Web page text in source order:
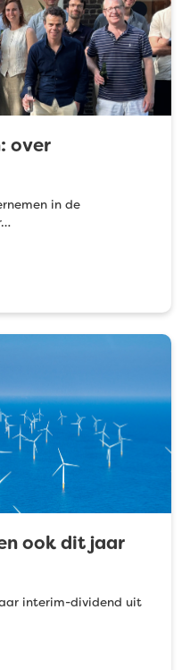
over
in de
ook dit jaar
interim-dividend uit